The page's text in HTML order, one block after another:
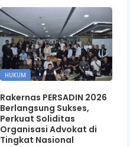
HUKUM
Rakernas PERSADIN 2026
Berlangsung Sukses,
Perkuat Soliditas
Organisasi Advokat di
Tingkat Nasional